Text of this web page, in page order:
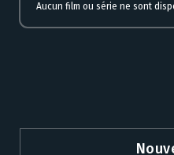
Aucun film ou série ne sont